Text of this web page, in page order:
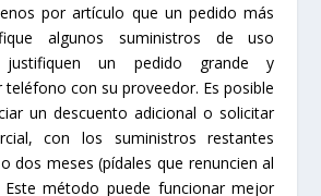
por artículo que un pedido más
algunos suministros de uso
justifiquen un pedido grande y
con su proveedor. Es posible
un descuento adicional o solicitar
con los suministros restantes
dos meses (pídales que renuncien al
método puede funcionar mejor